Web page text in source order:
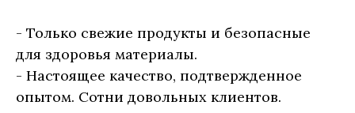
- Только свежие продукты и безопасные
для здоровья материалы.
- Настоящее качество, подтвержденное
опытом. Сотни довольных клиентов.